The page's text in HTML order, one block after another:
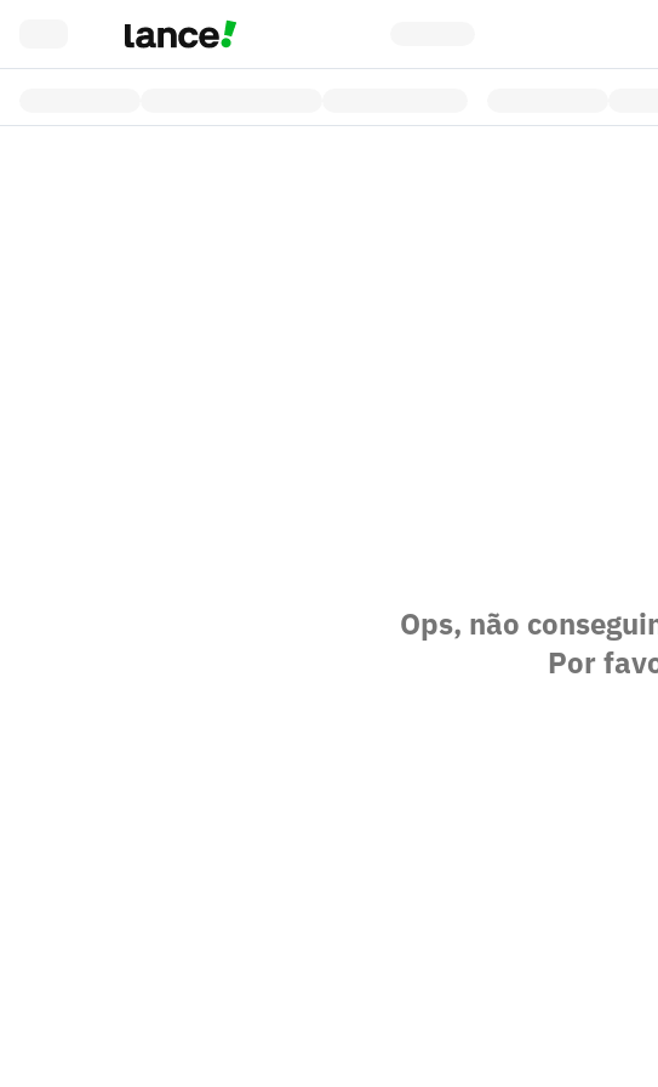
Ops, não
Por